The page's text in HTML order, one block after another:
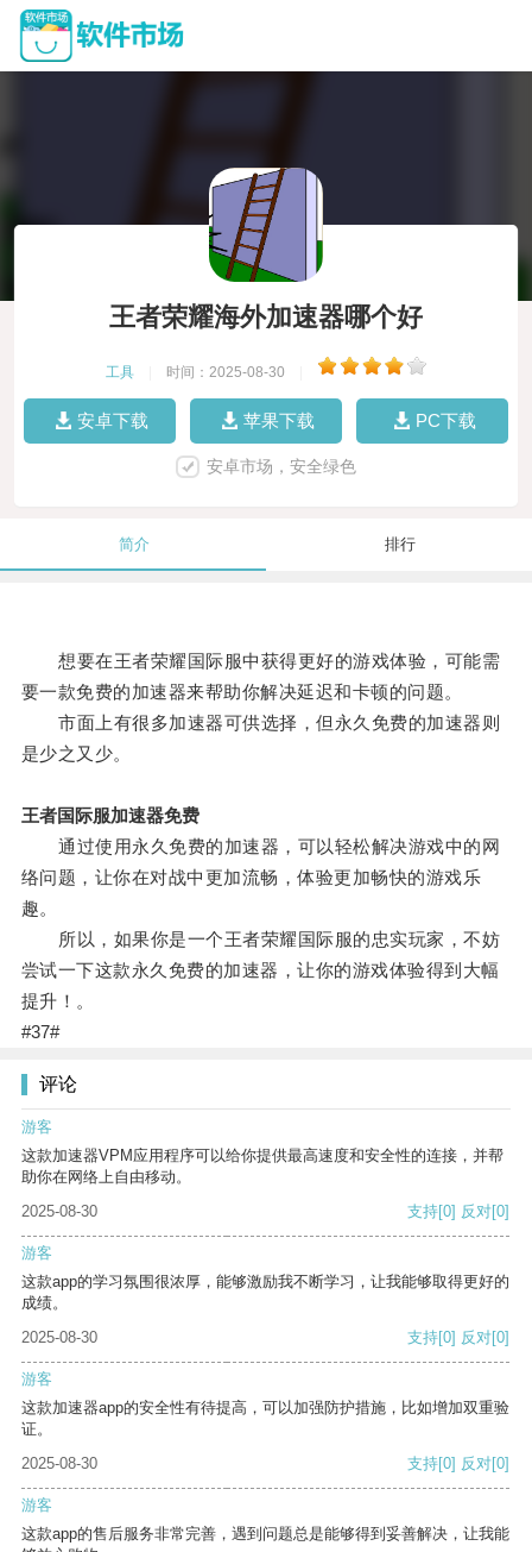
王者荣耀海外加速器哪个好
工具 时间：2025-08-30
安卓下载 苹果下载 PC下载
安卓市场，安全绿色
简介 排行
想要在王者荣耀国际服中获得更好的游戏体验，可能需
要一款免费的加速器来帮助你解决延迟和卡顿的问题。
市面上有很多加速器可供选择，但永久免费的加速器则
是少之又少。
王者国际服加速器免费
通过使用永久免费的加速器，可以轻松解决游戏中的网
络问题，让你在对战中更加流畅，体验更加畅快的游戏乐
趣。
所以，如果你是一个王者荣耀国际服的忠实玩家，不妨
尝试一下这款永久免费的加速器，让你的游戏体验得到大幅
提升！。
#37#
评论
游客
这款加速器VPM应用程序可以给你提供最高速度和安全性的连接，并帮
助你在网络上自由移动。
2025-08-30
支持[0] 反对[0]
游客
这款app的学习氛围很浓厚，能够激励我不断学习，让我能够取得更好的
成绩。
2025-08-30
支持[0] 反对[0]
游客
这款加速器app的安全性有待提高，可以加强防护措施，比如增加双重验
证。
2025-08-30
支持[0] 反对[0]
游客
这款app的售后服务非常完善，遇到问题总是能够得到妥善解决，让我能